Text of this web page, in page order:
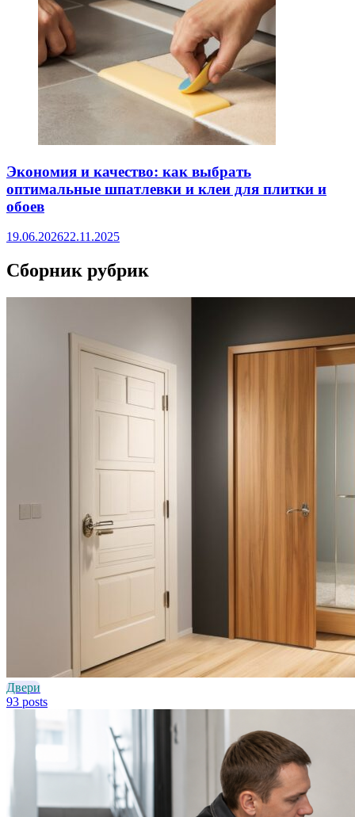
Экономия и качество: как выбрать
оптимальные шпатлевки и клеи для плитки и
обоев
19.06.202622.11.2025
Сборник рубрик
Двери
93 posts